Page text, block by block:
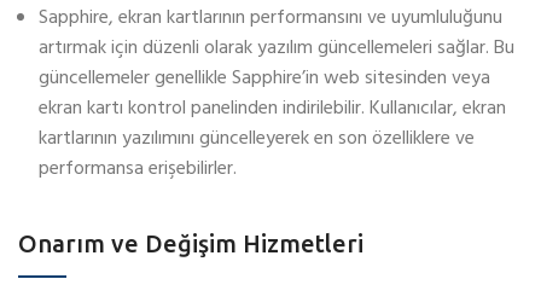
Sapphire, ekran kartlarının performansını ve uyumluluğunu
artırmak için düzenli olarak yazılım güncellemeleri sağlar. Bu
güncellemeler genellikle Sapphire’in web sitesinden veya
ekran kartı kontrol panelinden indirilebilir. Kullanıcılar, ekran
kartlarının yazılımını güncelleyerek en son özelliklere ve
performansa erişebilirler.
Onarım ve Değişim Hizmetleri